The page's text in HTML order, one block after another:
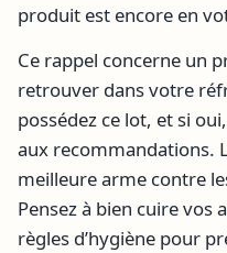
produit est encore en
Ce rappel concerne un
retrouver dans votre
possédez ce lot, et si
aux recommandations.
meilleure arme contre
Pensez à bien cuire vos
règles d’hygiène pour